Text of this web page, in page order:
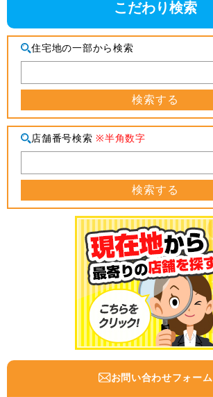
こだわり検索
住宅地の一部から検索
検索する
店舗番号検索※半角数字
検索する
お問い合わせフォーム